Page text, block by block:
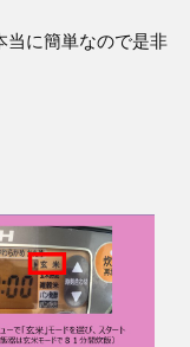
当に簡単なので是非